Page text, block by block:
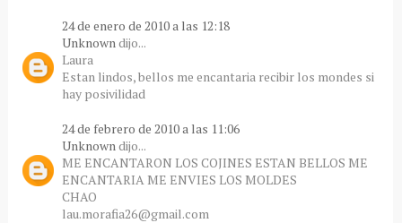
24 de enero de 2010 a las 12:18
Unknown dijo...
Laura
Estan lindos, bellos me encantaria recibir los mondes si
hay posivilidad
24 de febrero de 2010 a las 11:06
Unknown dijo...
ME ENCANTARON LOS COJINES ESTAN BELLOS ME
ENCANTARIA ME ENVIES LOS MOLDES
CHAO
lau.morafia26@gmail.com